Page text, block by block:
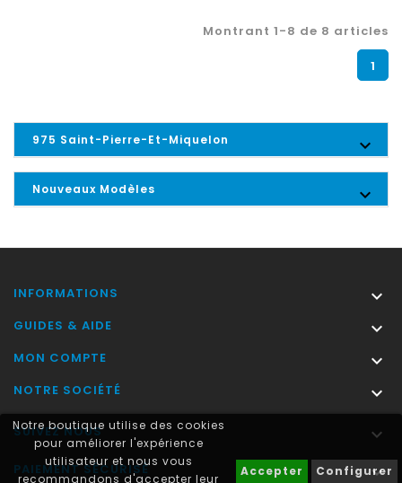
Notre boutique utilise des cookies
pour améliorer l'expérience
utilisateur et nous vous
recommandons d'accepter leur
Accepter Configurer
Montrant 1-8 de 8 articles
1
975 Saint-Pierre-Et-Miquelon 
Nouveaux Modèles 
INFORMATIONS 
GUIDES & AIDE 
MON COMPTE 
NOTRE SOCIÉTÉ 
SUIVEZ NOUS 
PAIEMENT SÉCURISÉ 